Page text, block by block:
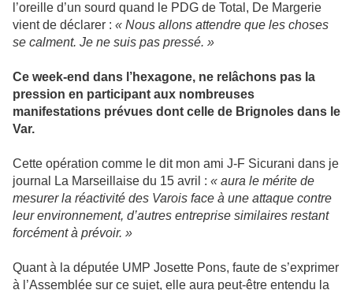
l’oreille d’un sourd quand le PDG de Total, De Margerie
vient de déclarer : « Nous allons attendre que les choses
se calment. Je ne suis pas pressé. »
Ce week-end dans l’hexagone, ne relâchons pas la
pression en participant aux nombreuses
manifestations prévues dont celle de Brignoles dans le
Var.
Cette opération comme le dit mon ami J-F Sicurani dans je
journal La Marseillaise du 15 avril : « aura le mérite de
mesurer la réactivité des Varois face à une attaque contre
leur environnement, d’autres entreprise similaires restant
forcément à prévoir. »
Quant à la députée UMP Josette Pons, faute de s’exprimer
à l’Assemblée sur ce sujet, elle aura peut-être entendu la